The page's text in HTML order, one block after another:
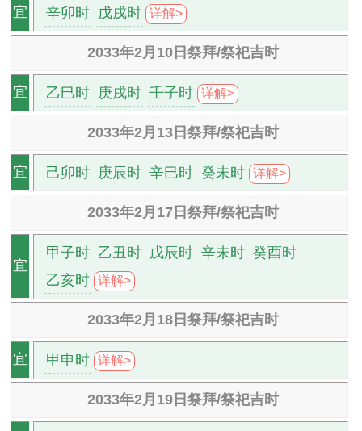
宜 辛卯时 戊戌时 详解>
2033年2月10日祭拜/祭祀吉时
宜 乙巳时 庚戌时 壬子时 详解>
2033年2月13日祭拜/祭祀吉时
宜 己卯时 庚辰时 辛巳时 癸未时 详解>
2033年2月17日祭拜/祭祀吉时
宜
甲子时 乙丑时 戊辰时 辛未时 癸酉时
乙亥时 详解>
2033年2月18日祭拜/祭祀吉时
宜 甲申时 详解>
2033年2月19日祭拜/祭祀吉时